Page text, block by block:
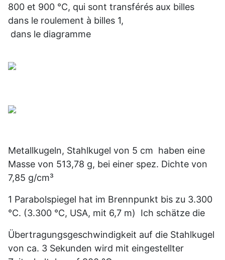
800 et 900 °C, qui sont transférés aux billes
dans le roulement à billes 1,
dans le diagramme
Metallkugeln, Stahlkugel von 5 cm haben eine
Masse von 513,78 g, bei einer spez. Dichte von
7,85 g/cm³
1 Parabolspiegel hat im Brennpunkt bis zu 3.300
°C. (3.300 °C, USA, mit 6,7 m) Ich schätze die
Übertragungsgeschwindigkeit auf die Stahlkugel
von ca. 3 Sekunden wird mit eingestellter